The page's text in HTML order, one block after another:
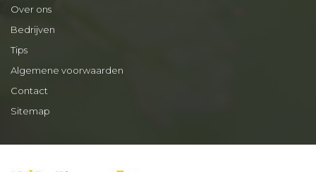
Over ons
Bedrijven
Tips
Algemene voorwaarden
Contact
Sitemap